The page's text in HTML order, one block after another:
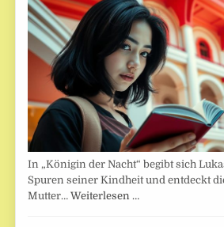
In „Königin der Nacht“ begibt sich
Spuren seiner Kindheit und entdeckt
Mutter…Weiterlesen …